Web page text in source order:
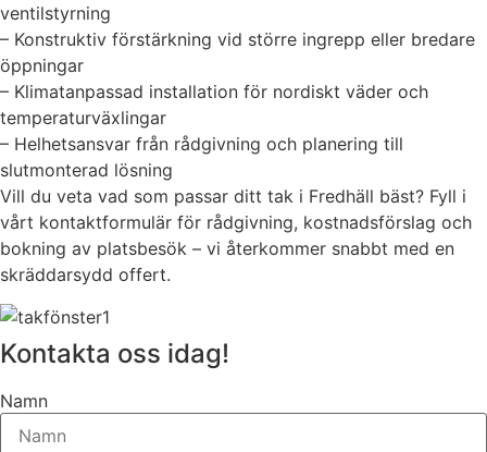
ventilstyrning
– Konstruktiv förstärkning vid större ingrepp eller bredare
öppningar
– Klimatanpassad installation för nordiskt väder och
temperaturväxlingar
– Helhetsansvar från rådgivning och planering till
slutmonterad lösning
Vill du veta vad som passar ditt tak i Fredhäll bäst? Fyll i
vårt kontaktformulär för rådgivning, kostnadsförslag och
bokning av platsbesök – vi återkommer snabbt med en
skräddarsydd offert.
Kontakta oss idag!
Namn